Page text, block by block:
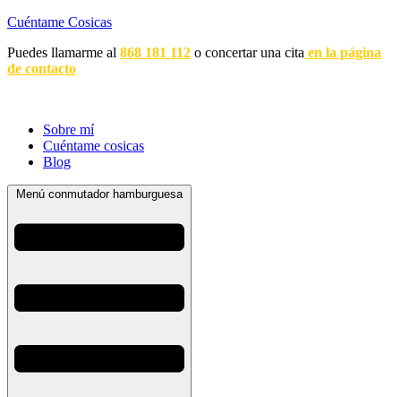
Cuéntame Cosicas
Puedes llamarme al 868 181 112 o concertar una cita en la página
de contacto
Sobre mí
Cuéntame cosicas
Blog
Menú conmutador hamburguesa